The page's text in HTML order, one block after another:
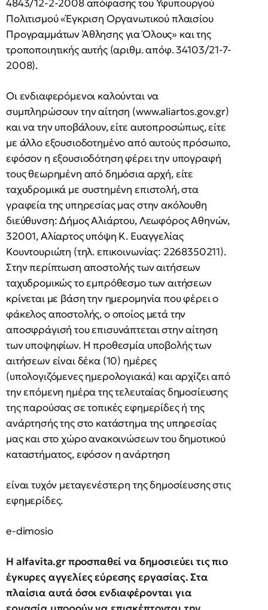
4843/12-2-2008 απόφασης του Υφυπουργού
Πολιτισμού «Έγκριση Οργανωτικού πλαισίου
Προγραμμάτων Άθλησης για Όλους» και της
τροποποιητικής αυτής (αριθμ. απόφ. 34103/21-7-
2008).
Οι ενδιαφερόμενοι καλούνται να
συμπληρώσουν την αίτηση (www.aliartos.gov.gr)
και να την υποβάλουν, είτε αυτοπροσώπως, είτε
με άλλο εξουσιοδοτημένο από αυτούς πρόσωπο,
εφόσον η εξουσιοδότηση φέρει την υπογραφή
τους θεωρημένη από δημόσια αρχή, είτε
ταχυδρομικά με συστημένη επιστολή, στα
γραφεία της υπηρεσίας μας στην ακόλουθη
διεύθυνση: Δήμος Αλιάρτου, Λεωφόρος Αθηνών,
32001, Αλίαρτος υπόψη Κ. Ευαγγελίας
Κουντουριώτη (τηλ. επικοινωνίας: 2268350211).
Στην περίπτωση αποστολής των αιτήσεων
ταχυδρομικώς το εμπρόθεσμο των αιτήσεων
κρίνεται με βάση την ημερομηνία που φέρει ο
φάκελος αποστολής, ο οποίος μετά την
αποσφράγισή του επισυνάπτεται στην αίτηση
των υποψηφίων. Η προθεσμία υποβολής των
αιτήσεων είναι δέκα (10) ημέρες
(υπολογιζόμενες ημερολογιακά) και αρχίζει από
την επόμενη ημέρα της τελευταίας δημοσίευσης
της παρούσας σε τοπικές εφημερίδες ή της
ανάρτησής της στο κατάστημα της υπηρεσίας
μας και στο χώρο ανακοινώσεων του δημοτικού
καταστήματος, εφόσον η ανάρτηση
είναι τυχόν μεταγενέστερη της δημοσίευσης στις
εφημερίδες.
e-dimosio
Η alfavita.gr προσπαθεί να δημοσιεύει τις πιο
έγκυρες αγγελίες εύρεσης εργασίας. Στα
πλαίσια αυτά όσοι ενδιαφέρονται για